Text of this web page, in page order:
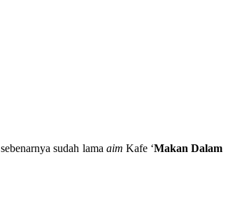
sebenarnya sudah lama aim Kafe ‘Makan Dalam